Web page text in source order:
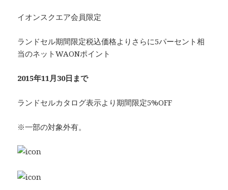
イオンスクエア会員限定
ランドセル期間限定税込価格よりさらに5パーセント相
当のネットWAONポイント
2015年11月30日まで
ランドセルカタログ表示より期間限定5%OFF
※一部の対象外有。